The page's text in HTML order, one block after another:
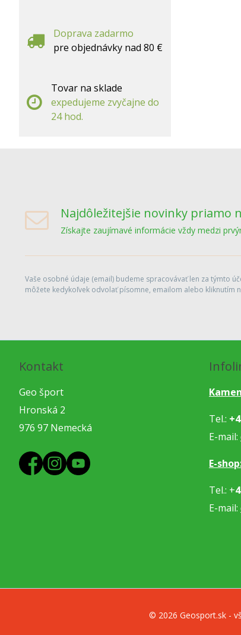
Doprava zadarmo
pre objednávky nad 80 €
Tovar na sklade
expedujeme zvyčajne do
24 hod.
Najdôležitejšie novinky priamo
Získajte zaujímavé informácie vždy medzi
Vaše osobné údaje (email) budeme spracovávať len za týmto
môžete kedykoľvek odvolať písomne, emailom alebo kliknutím
Kontakt
Geo šport
Hronská 2
976 97 Nemecká
Tel.:
E-mail:
E-
Tel.: +
E-mail:
© 2026 Geosport.sk -